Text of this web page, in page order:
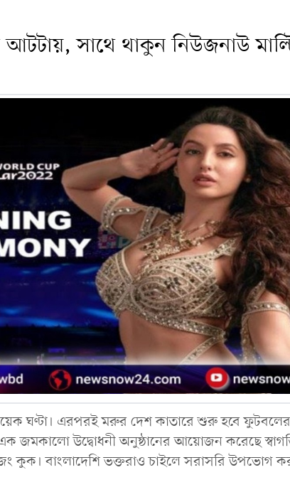
সাথে থাকুন নিউজনাউ
ঘণ্টা। এরপরই মরুর দেশ কাতারে শুরু হবে ফুটবলের
জমকালো উদ্বোধনী অনুষ্ঠানের আয়োজন করেছে
জং কুক। বাংলাদেশি ভক্তরাও চাইলে সরাসরি উপভোগ